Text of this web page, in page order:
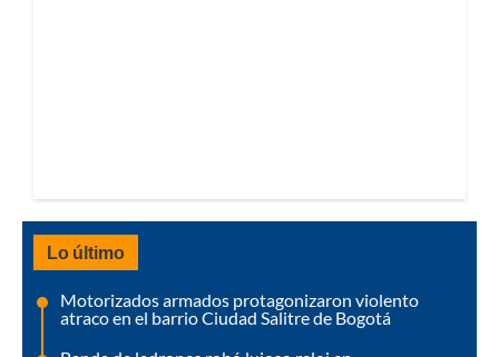
Lo último
Motorizados armados protagonizaron violento
atraco en el barrio Ciudad Salitre de Bogotá